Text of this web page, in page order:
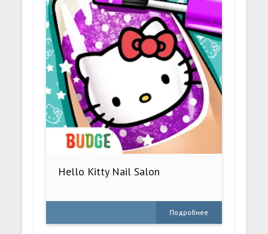
Hello Kitty Nail Salon
Подробнее